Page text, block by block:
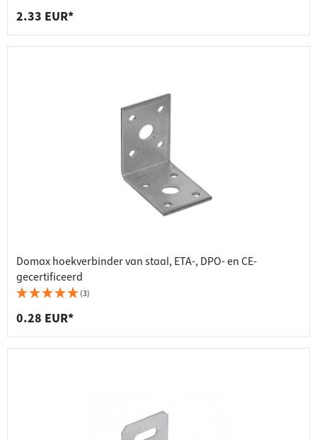
2.33 EUR*
Domax hoekverbinder van staal, ETA-, DPO- en CE-
gecertificeerd
(3)
0.28 EUR*